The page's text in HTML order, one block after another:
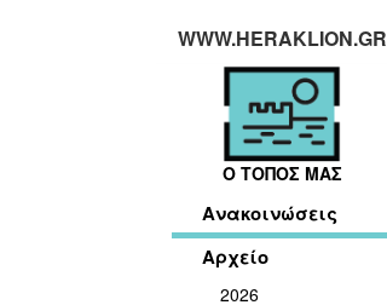
WWW.HERAKLION.GR
Ο ΤΟΠΟΣ ΜΑΣ
Ανακοινώσεις
Αρχείο
2026